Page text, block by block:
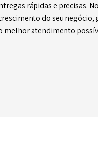
rápidas e precisas.
do seu
melhor atendimento